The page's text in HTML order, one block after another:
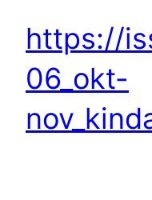
https://
06_okt-